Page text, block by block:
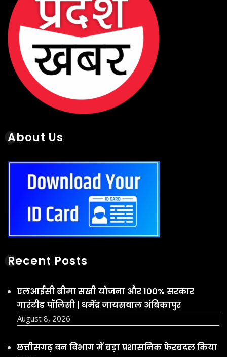
About Us
Recent Posts
एलआईसी बीमा सखी योजना और 100% सरकार
गारंटीड पॉलिसी | धर्मेंद्र जायसवाल अंबिकापुर
August 8, 2026
छत्तीसगढ़ वन विभाग में बड़ा प्रशासनिक फेरबदल किया